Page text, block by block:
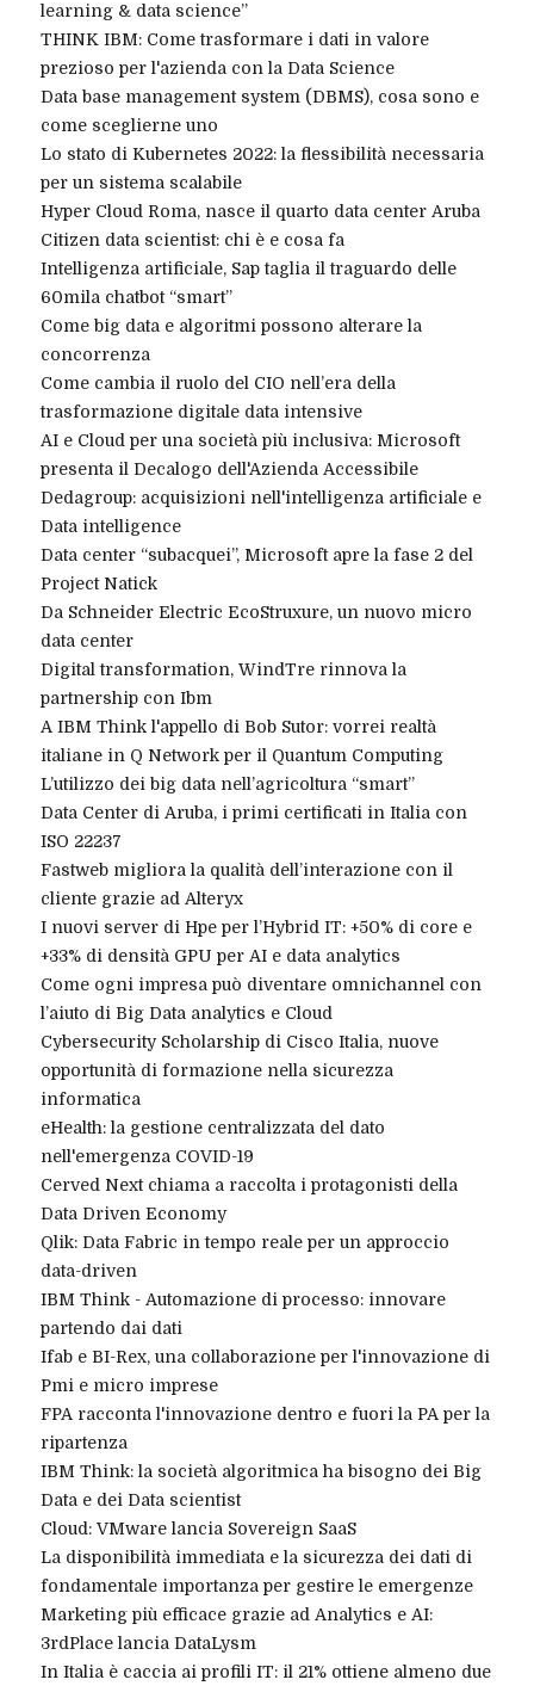
learning & data science”
THINK IBM: Come trasformare i dati in valore
prezioso per l'azienda con la Data Science
Data base management system (DBMS), cosa sono e
come sceglierne uno
Lo stato di Kubernetes 2022: la flessibilità necessaria
per un sistema scalabile
Hyper Cloud Roma, nasce il quarto data center Aruba
Citizen data scientist: chi è e cosa fa
Intelligenza artificiale, Sap taglia il traguardo delle
60mila chatbot “smart”
Come big data e algoritmi possono alterare la
concorrenza
Come cambia il ruolo del CIO nell’era della
trasformazione digitale data intensive
AI e Cloud per una società più inclusiva: Microsoft
presenta il Decalogo dell'Azienda Accessibile
Dedagroup: acquisizioni nell'intelligenza artificiale e
Data intelligence
Data center “subacquei”, Microsoft apre la fase 2 del
Project Natick
Da Schneider Electric EcoStruxure, un nuovo micro
data center
Digital transformation, WindTre rinnova la
partnership con Ibm
A IBM Think l'appello di Bob Sutor: vorrei realtà
italiane in Q Network per il Quantum Computing
L’utilizzo dei big data nell’agricoltura “smart”
Data Center di Aruba, i primi certificati in Italia con
ISO 22237
Fastweb migliora la qualità dell’interazione con il
cliente grazie ad Alteryx
I nuovi server di Hpe per l’Hybrid IT: +50% di core e
+33% di densità GPU per AI e data analytics
Come ogni impresa può diventare omnichannel con
l’aiuto di Big Data analytics e Cloud
Cybersecurity Scholarship di Cisco Italia, nuove
opportunità di formazione nella sicurezza
informatica
eHealth: la gestione centralizzata del dato
nell'emergenza COVID-19
Cerved Next chiama a raccolta i protagonisti della
Data Driven Economy
Qlik: Data Fabric in tempo reale per un approccio
data-driven
IBM Think - Automazione di processo: innovare
partendo dai dati
Ifab e BI-Rex, una collaborazione per l'innovazione di
Pmi e micro imprese
FPA racconta l'innovazione dentro e fuori la PA per la
ripartenza
IBM Think: la società algoritmica ha bisogno dei Big
Data e dei Data scientist
Cloud: VMware lancia Sovereign SaaS
La disponibilità immediata e la sicurezza dei dati di
fondamentale importanza per gestire le emergenze
Marketing più efficace grazie ad Analytics e AI:
3rdPlace lancia DataLysm
In Italia è caccia ai profili IT: il 21% ottiene almeno due